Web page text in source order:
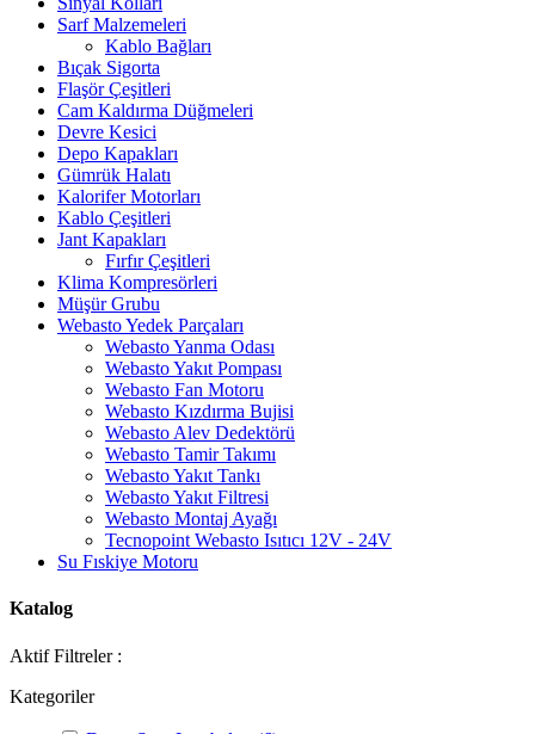
Sarf Malzemeleri
Kablo Bağları
Bıçak Sigorta
Flaşör Çeşitleri
Cam Kaldırma Düğmeleri
Devre Kesici
Depo Kapakları
Gümrük Halatı
Kalorifer Motorları
Kablo Çeşitleri
Jant Kapakları
Fırfır Çeşitleri
Klima Kompresörleri
Müşür Grubu
Webasto Yedek Parçaları
Webasto Yanma Odası
Webasto Yakıt Pompası
Webasto Fan Motoru
Webasto Kızdırma Bujisi
Webasto Alev Dedektörü
Webasto Tamir Takımı
Webasto Yakıt Tankı
Webasto Yakıt Filtresi
Webasto Montaj Ayağı
Tecnopoint Webasto Isıtıcı 12V - 24V
Su Fıskiye Motoru
Katalog
Aktif Filtreler :
Kategoriler